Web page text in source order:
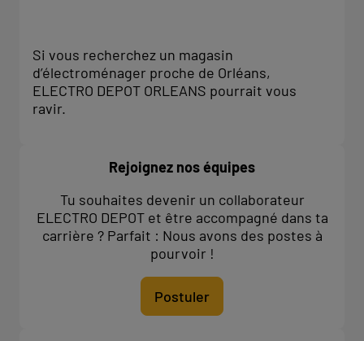
Si vous recherchez un magasin
d’électroménager proche de Orléans,
ELECTRO DEPOT ORLEANS pourrait vous
ravir.
Rejoignez nos équipes
Tu souhaites devenir un collaborateur
ELECTRO DEPOT et être accompagné dans ta
carrière ? Parfait : Nous avons des postes à
pourvoir !
Postuler